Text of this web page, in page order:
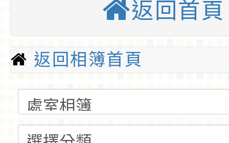
返回首頁
返回相簿首頁